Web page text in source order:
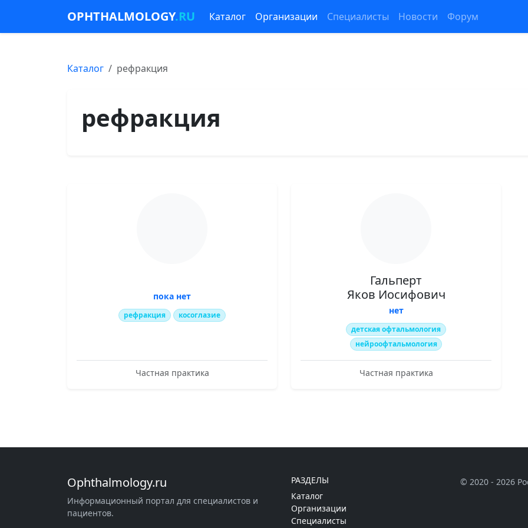
OPHTHALMOLOGY.RU Каталог Организации Специалисты Новости Форум
Каталог рефракция
рефракция
пока нет
рефракция косоглазие
Частная практика
Гальперт
Яков Иосифович
нет
детская офтальмология
нейроофтальмология
Частная практика
Ophthalmology.ru
Информационный портал для специалистов и
пациентов.
РАЗДЕЛЫ
Каталог
Организации
Специалисты
© 2020 - 2026